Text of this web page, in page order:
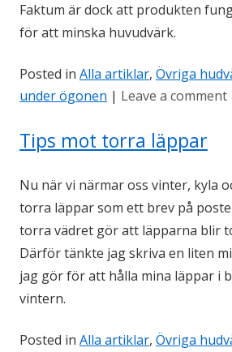
Faktum är dock att produkten
för att minska huvudvärk.
Posted in Alla artiklar, Övriga
under ögonen | Leave a comment
Tips mot torra läppar
Nu när vi närmar oss vinter, kyla
torra läppar som ett brev på
torra vädret gör att läpparna blir
Därför tänkte jag skriva en liten
jag gör för att hålla mina läppar i
vintern.
Posted in Alla artiklar, Övriga